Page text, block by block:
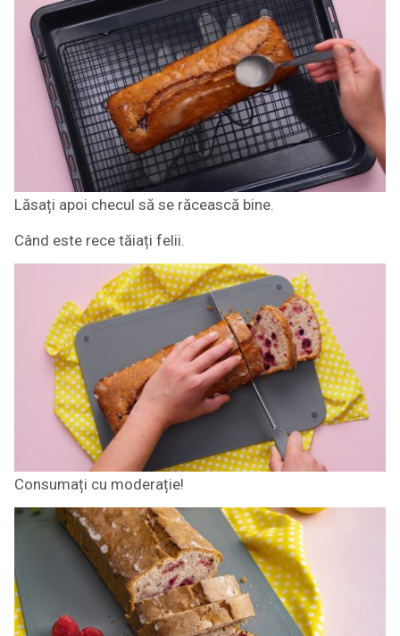
Lăsați apoi checul să se răcească bine.
Când este rece tăiați felii.
Consumați cu moderație!